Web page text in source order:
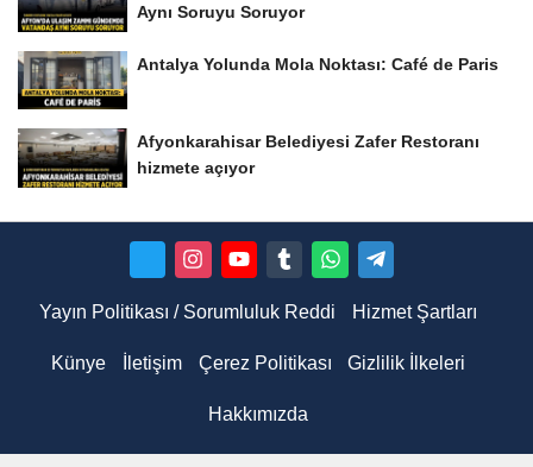
Aynı Soruyu Soruyor
Antalya Yolunda Mola Noktası: Café de Paris
Afyonkarahisar Belediyesi Zafer Restoranı
hizmete açıyor
Yayın Politikası / Sorumluluk Reddi Hizmet Şartları
Künye İletişim Çerez Politikası Gizlilik İlkeleri
Hakkımızda